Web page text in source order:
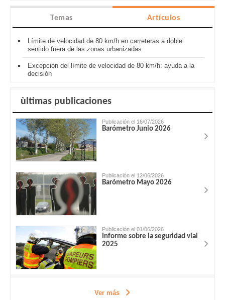
Temas Artículos
Límite de velocidad de 80 km/h en carreteras a doble
sentido fuera de las zonas urbanizadas
Excepción del límite de velocidad de 80 km/h: ayuda a la
decisión
ùltimas publicaciones
Publicación el 16/07/2026
Barómetro Junio 2026
Publicación el 12/06/2026
Barómetro Mayo 2026
Publicación el 01/06/2026
Informe sobre la seguridad vial
2025
Ver más